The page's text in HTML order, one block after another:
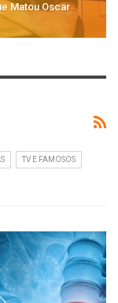
Matou Oscar
TV E FAMOSOS